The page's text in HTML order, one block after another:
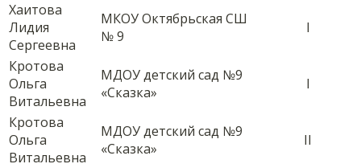
Хаитова
Лидия
Сергеевна
МКОУ Октябрьская СШ
№ 9
I
Кротова
Ольга
Витальевна
МДОУ детский сад №9
«Сказка»
I
Кротова
Ольга
Витальевна
МДОУ детский сад №9
«Сказка»
II